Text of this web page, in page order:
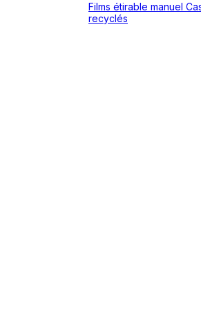
Films étirable manuel
recyclés